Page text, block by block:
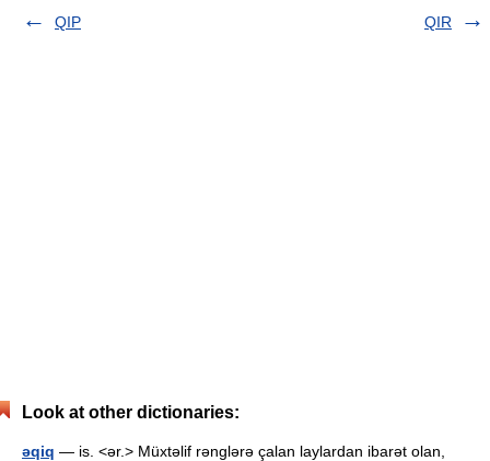
QIP
QIR
Look at other dictionaries:
əqiq — is. <ər.> Müxtəlif rənglərə çalan laylardan ibarət olan,